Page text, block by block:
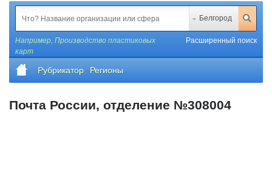
Белгород
Например, Производство пластиковых
карт
Расширенный поиск
Рубрикатор Регионы
Почта России, отделение №308004